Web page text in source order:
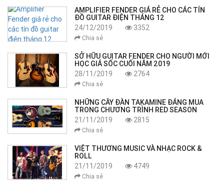
AMPLIFIER FENDER GIÁ RẺ CHO CÁC TÍN
ĐỒ GUITAR ĐIỆN THÁNG 12
24/12/2019
3352
Chia sẻ
SỞ HỮU GUITAR FENDER CHO NGƯỜI MỚI
HỌC GIÁ SỐC CUỐI NĂM 2019
28/11/2019
2764
Chia sẻ
NHỮNG CÂY ĐÀN TAKAMINE ĐÁNG MUA
TRONG CHƯƠNG TRÌNH RED SEASON
21/11/2019
2815
Chia sẻ
VIỆT THƯƠNG MUSIC VÀ NHẠC ROCK &
ROLL
21/11/2019
4749
Chia sẻ